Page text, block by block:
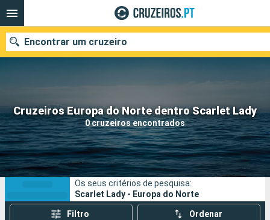
Cruzeiros Europa do Norte dentro Scarlet Lady
0 cruzeiros encontrados
Encontrar um cruzeiro
Quando ir?
Data de partida
Portos Companhias
Pesquisar
Os seus critérios de pesquisa:
Scarlet Lady - Europa do Norte
Filtro Ordenar